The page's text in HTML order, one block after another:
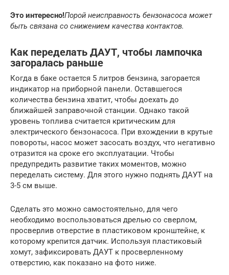
Это интересно!Порой неисправность бензонасоса может
быть связана со снижением качества контактов.
Как переделать ДАУТ, чтобы лампочка
загоралась раньше
Когда в баке остается 5 литров бензина, загорается
индикатор на приборной панели. Оставшегося
количества бензина хватит, чтобы доехать до
ближайшей заправочной станции. Однако такой
уровень топлива считается критическим для
электрического бензонасоса. При вхождении в крутые
повороты, насос может засосать воздух, что негативно
отразится на сроке его эксплуатации. Чтобы
предупредить развитие таких моментов, можно
переделать систему. Для этого нужно поднять ДАУТ на
3-5 см выше.
Сделать это можно самостоятельно, для чего
необходимо воспользоваться дрелью со сверлом,
просверлив отверстие в пластиковом кронштейне, к
которому крепится датчик. Используя пластиковый
хомут, зафиксировать ДАУТ к просверленному
отверстию, как показано на фото ниже.